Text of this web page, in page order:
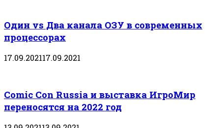
Один vs Два канала ОЗУ в современных
процессорах
17.09.202117.09.2021
Comic Con Russia и выставка ИгроМир
переносятся на 2022 год